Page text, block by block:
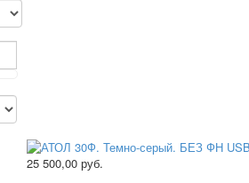
25 500,00 руб.